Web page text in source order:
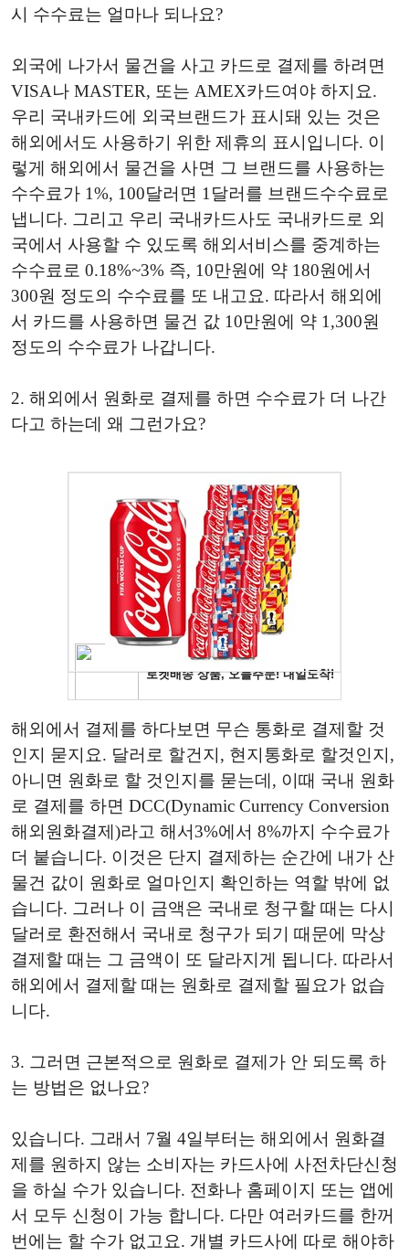
시 수수료는 얼마나 되나요?
외국에 나가서 물건을 사고 카드로 결제를 하려면
VISA나 MASTER, 또는 AMEX카드여야 하지요.
우리 국내카드에 외국브랜드가 표시돼 있는 것은
해외에서도 사용하기 위한 제휴의 표시입니다. 이
렇게 해외에서 물건을 사면 그 브랜드를 사용하는
수수료가 1%, 100달러면 1달러를 브랜드수수료로
냅니다. 그리고 우리 국내카드사도 국내카드로 외
국에서 사용할 수 있도록 해외서비스를 중계하는
수수료로 0.18%~3% 즉, 10만원에 약 180원에서
300원 정도의 수수료를 또 내고요. 따라서 해외에
서 카드를 사용하면 물건 값 10만원에 약 1,300원
정도의 수수료가 나갑니다.
2. 해외에서 원화로 결제를 하면 수수료가 더 나간
다고 하는데 왜 그런가요?
해외에서 결제를 하다보면 무슨 통화로 결제할 것
인지 묻지요. 달러로 할건지, 현지통화로 할것인지,
아니면 원화로 할 것인지를 묻는데, 이때 국내 원화
로 결제를 하면 DCC(Dynamic Currency Conversion
해외원화결제)라고 해서3%에서 8%까지 수수료가
더 붙습니다. 이것은 단지 결제하는 순간에 내가 산
물건 값이 원화로 얼마인지 확인하는 역할 밖에 없
습니다. 그러나 이 금액은 국내로 청구할 때는 다시
달러로 환전해서 국내로 청구가 되기 때문에 막상
결제할 때는 그 금액이 또 달라지게 됩니다. 따라서
해외에서 결제할 때는 원화로 결제할 필요가 없습
니다.
3. 그러면 근본적으로 원화로 결제가 안 되도록 하
는 방법은 없나요?
있습니다. 그래서 7월 4일부터는 해외에서 원화결
제를 원하지 않는 소비자는 카드사에 사전차단신청
을 하실 수가 있습니다. 전화나 홈페이지 또는 앱에
서 모두 신청이 가능 합니다. 다만 여러카드를 한꺼
번에는 할 수가 없고요. 개별 카드사에 따로 해야하